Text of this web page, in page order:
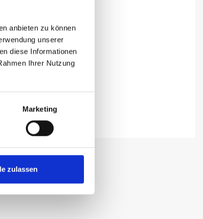
anbieten zu können
unserer
diese Informationen
Ihrer Nutzung
Marketing
zulassen